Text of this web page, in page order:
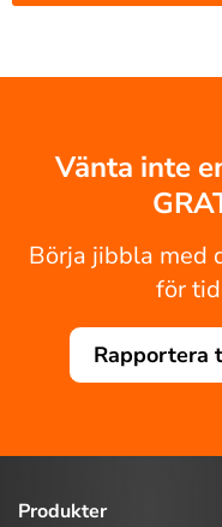
Vänta inte
Börja jibbla med
för
Rapportera
Produkter